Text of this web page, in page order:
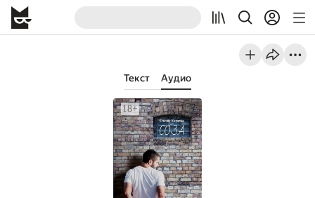
Текст Аудио